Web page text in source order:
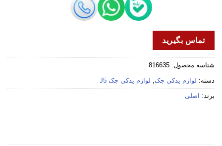
تماس بگیرید
شناسه محصول: 816635
دسته: لوازم یدکی جک, لوازم یدکی جک J5
برند: اصلی